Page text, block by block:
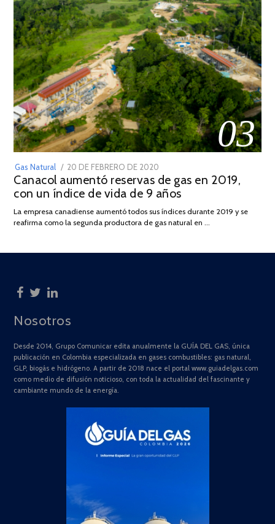
03
Gas Natural
POSTED
ON
20 DE FEBRERO DE 2020
DE
JULIO
2025
Canacol aumentó reservas de gas en 2019,
con un índice de vida de 9 años
La empresa canadiense aumentó todos sus índices durante 2019 y se
reafirma como la segunda productora de gas natural en …
Nosotros
Desde 2014, Grupo Comunicar edita anualmente la GUÍA DEL GAS, única
publicación en Colombia especializada en gases combustibles: gas natural,
GLP, biogás e hidrógeno. A partir de 2018 nace el portal www.guiadelgas.com
como medio de difusión noticioso, con toda la actualidad del fascinante y
cambiante mundo de la energía.